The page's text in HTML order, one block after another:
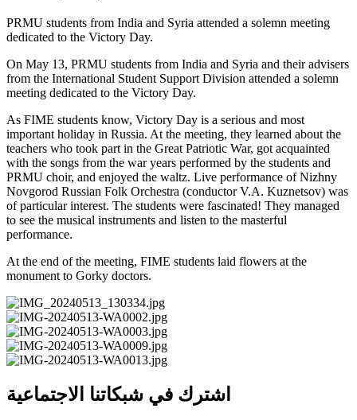
PRMU students from India and Syria attended a solemn meeting
dedicated to the Victory Day.
On May 13, PRMU students from India and Syria and their advisers
from the International Student Support Division attended a solemn
meeting dedicated to the Victory Day.
As FIME students know, Victory Day is a serious and most
important holiday in Russia. At the meeting, they learned about the
teachers who took part in the Great Patriotic War, got acquainted
with the songs from the war years performed by the students and
PRMU choir, and enjoyed the waltz. Live performance of Nizhny
Novgorod Russian Folk Orchestra (conductor V.A. Kuznetsov) was
of particular interest. The students were fascinated! They managed
to see the musical instruments and listen to the masterful
performance.
At the end of the meeting, FIME students laid flowers at the
monument to Gorky doctors.
اشترك في شبكاتنا الاجتماعية